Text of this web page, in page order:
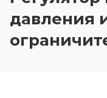
давления